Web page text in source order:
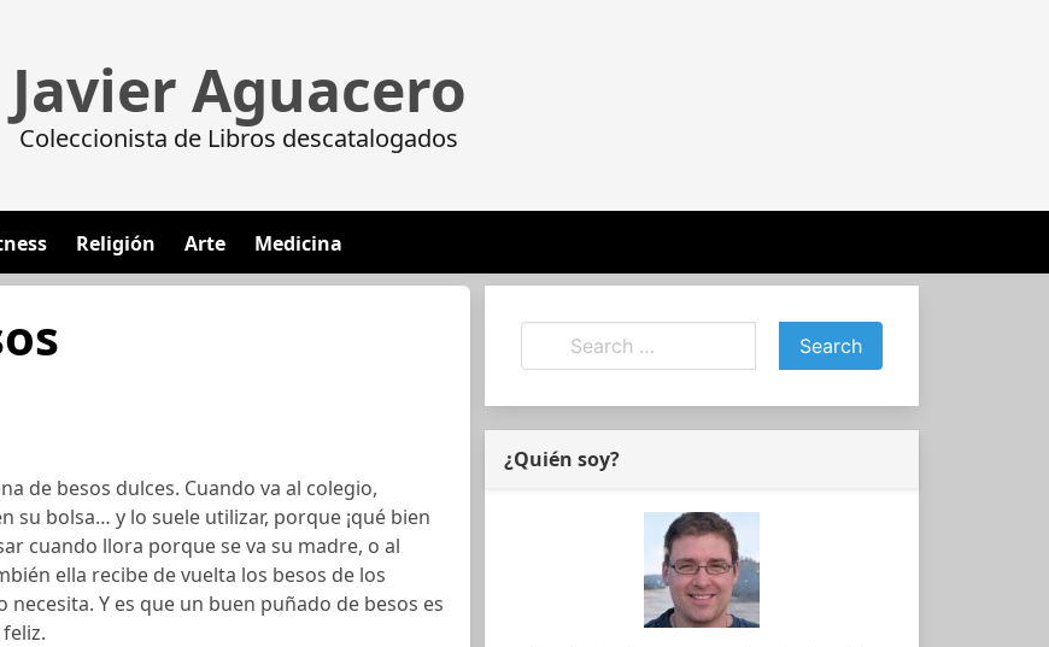
Javier Aguacero
Coleccionista de Libros descatalogados
Religión Arte Medicina
de besos dulces. Cuando va al colegio,
su bolsa… y lo suele utilizar, porque ¡qué bien
cuando llora porque se va su madre, o al
ella recibe de vuelta los besos de los
Y es que un buen puñado de besos es
¿Quién soy?